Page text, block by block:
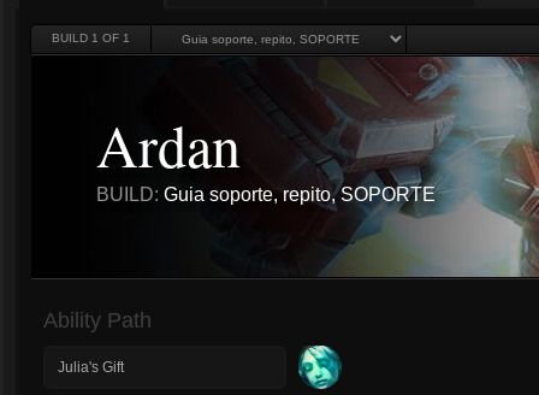
BUILD 1 OF 1
Ardan
BUILD: Guia soporte, repito, SOPORTE
Ability Path
Julia's Gift